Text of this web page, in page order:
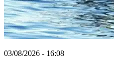
03/08/2026 - 16:08